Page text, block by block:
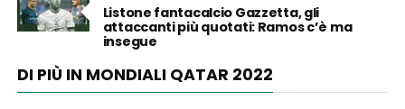
Listone fantacalcio Gazzetta, gli
attaccanti più quotati: Ramos c’è ma
insegue
DI PIÙ IN MONDIALI QATAR 2022